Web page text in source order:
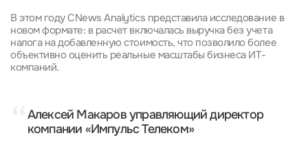
В этом году CNews Analytics представила исследование в
новом формате: в расчет включалась выручка без учета
налога на добавленную стоимость, что позволило более
объективно оценить реальные масштабы бизнеса ИТ-
компаний.
Алексей Макаров управляющий директор
компании «Импульс Телеком»